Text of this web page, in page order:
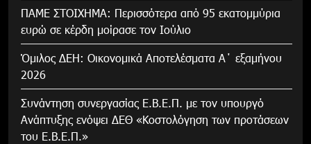
ΠΑΜΕ ΣΤΟΙΧΗΜΑ: Περισσότερα από 95 εκατομμύρια
ευρώ σε κέρδη μοίρασε τον Ιούλιο
Όμιλος ΔΕΗ: Οικονομικά Αποτελέσματα Α΄ εξαμήνου
2026
Συνάντηση συνεργασίας Ε.Β.Ε.Π. με τον υπουργό
Ανάπτυξης ενόψει ΔΕΘ «Κοστολόγηση των προτάσεων
του Ε.Β.Ε.Π.»